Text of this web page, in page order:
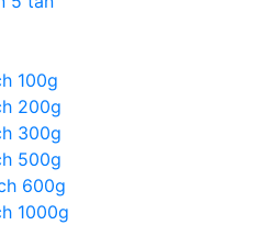
100g
200g
300g
500g
600g
1000g